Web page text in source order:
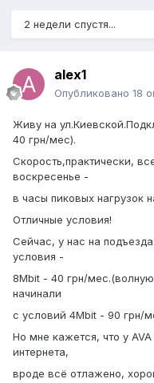
2 недели спустя...
alex1
Опубликовано 18
Живу на
40 грн/мес).
Скорость,практически,
воскресенье -
в часы пиковых нагрузок
Отличные условия!
Сейчас, у нас на
условия -
8Mbit - 40 грн/
начинали
с условий 4Mbit - 90 грн/
Но мне кажется, что у
интернета,
вроде всё отлажено,